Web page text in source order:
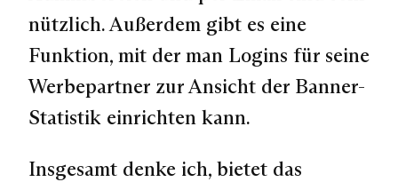
nützlich. Außerdem gibt es eine
Funktion, mit der man Logins für seine
Werbepartner zur Ansicht der Banner-
Statistik einrichten kann.
Insgesamt denke ich, bietet das